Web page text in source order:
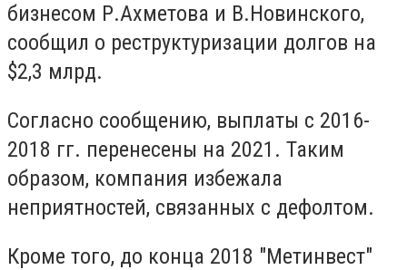
бизнесом Р.Ахметова и В.Новинского,
сообщил о реструктуризации долгов на
$2,3 млрд.
Согласно сообщению, выплаты с 2016-
2018 гг. перенесены на 2021. Таким
образом, компания избежала
неприятностей, связанных с дефолтом.
Кроме того, до конца 2018 "Метинвест"